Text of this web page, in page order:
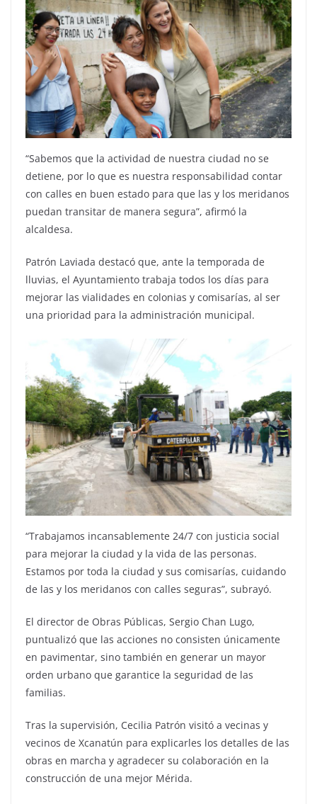
“Sabemos que la actividad de nuestra ciudad no se
detiene, por lo que es nuestra responsabilidad contar
con calles en buen estado para que las y los meridanos
puedan transitar de manera segura”, afirmó la
alcaldesa.
Patrón Laviada destacó que, ante la temporada de
lluvias, el Ayuntamiento trabaja todos los días para
mejorar las vialidades en colonias y comisarías, al ser
una prioridad para la administración municipal.
“Trabajamos incansablemente 24/7 con justicia social
para mejorar la ciudad y la vida de las personas.
Estamos por toda la ciudad y sus comisarías, cuidando
de las y los meridanos con calles seguras”, subrayó.
El director de Obras Públicas, Sergio Chan Lugo,
puntualizó que las acciones no consisten únicamente
en pavimentar, sino también en generar un mayor
orden urbano que garantice la seguridad de las
familias.
Tras la supervisión, Cecilia Patrón visitó a vecinas y
vecinos de Xcanatún para explicarles los detalles de las
obras en marcha y agradecer su colaboración en la
construcción de una mejor Mérida.